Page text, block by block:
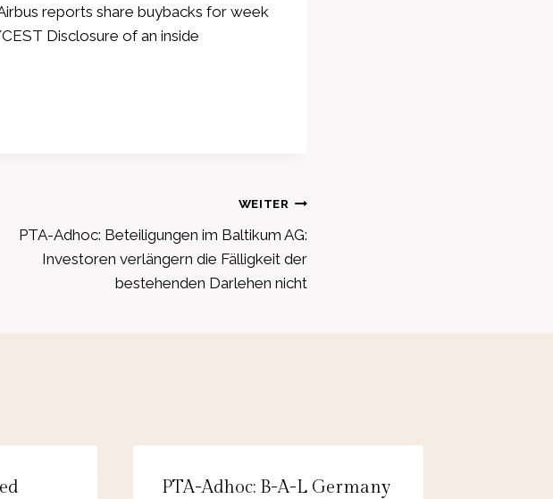
reports share buybacks for week
Disclosure of an inside
WEITER
PTA-Adhoc: Beteiligungen im Baltikum AG:
Investoren verlängern die Fälligkeit der
bestehenden Darlehen nicht
PTA-Adhoc: B-A-L Germany